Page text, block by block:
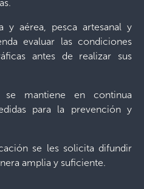
y aérea, pesca artesanal y
evaluar las condiciones
antes de realizar sus
se mantiene en continua
para la prevención y
se les solicita difundir
amplia y suficiente.